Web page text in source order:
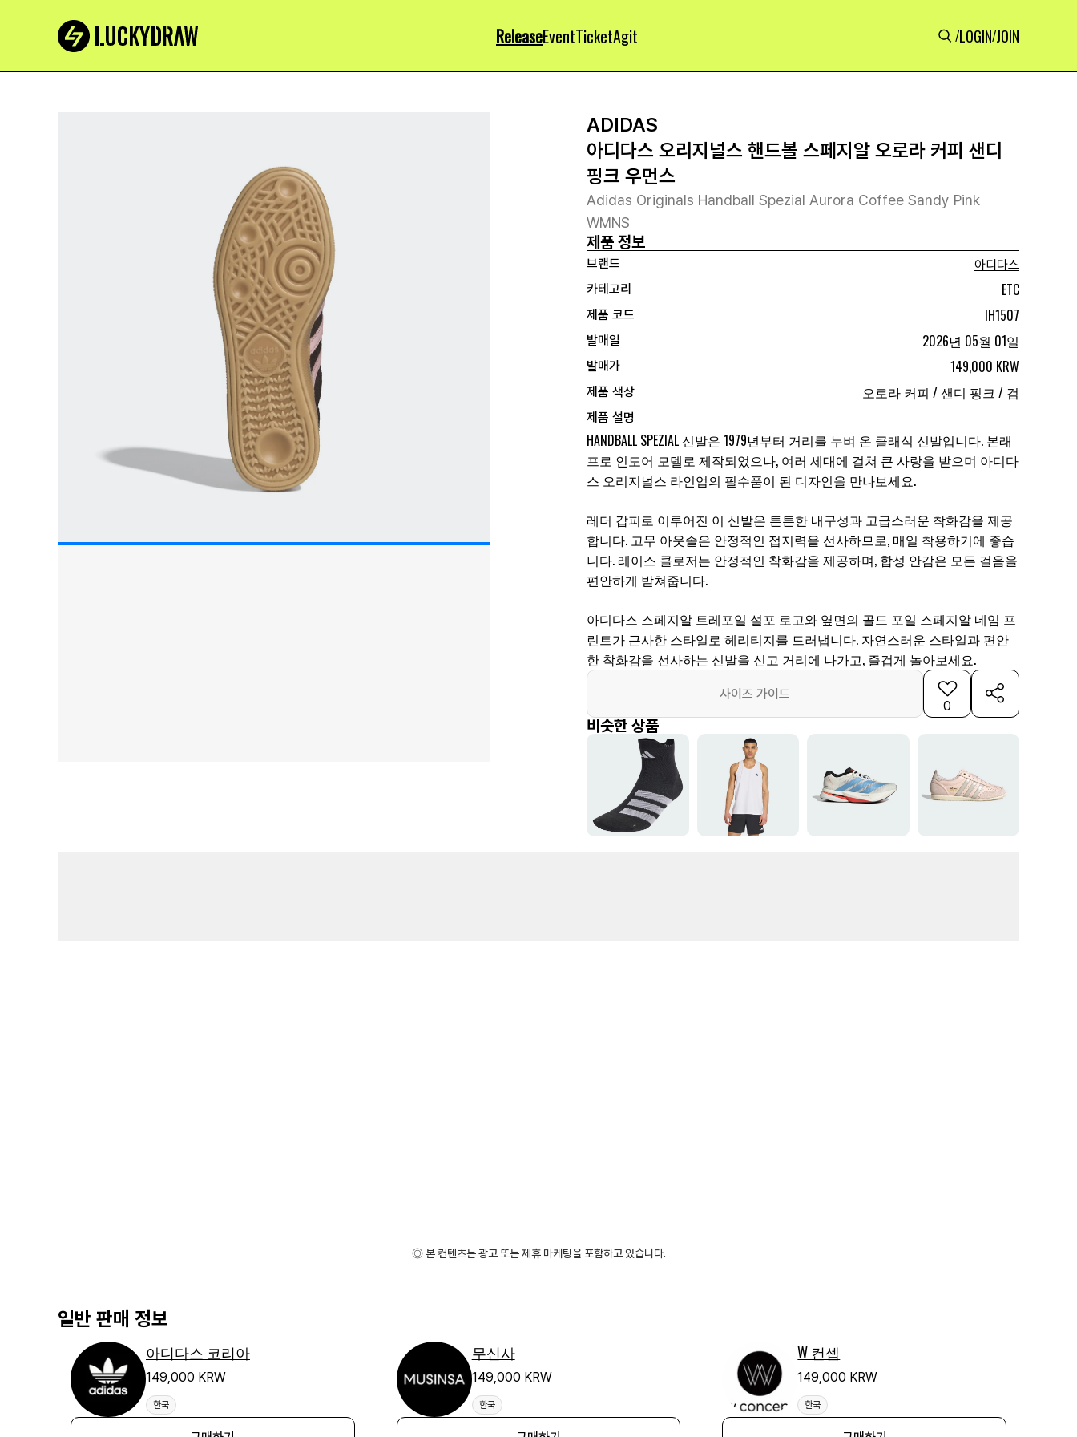
ReleaseEventTicketAgit /LOGIN/JOIN
ADIDAS
아디다스 오리지널스 핸드볼 스페지알 오로라 커피 샌디
핑크 우먼스
Adidas Originals Handball Spezial Aurora Coffee Sandy Pink
WMNS
제품 정보
브랜드
아디다스
카테고리
ETC
제품 코드 IH1507
발매일 2026년 05월 01일
발매가 149,000 KRW
제품 색상 오로라 커피 / 샌디 핑크 / 검
제품 설명
HANDBALL SPEZIAL 신발은 1979년부터 거리를 누벼 온 클래식 신발입니다. 본래
프로 인도어 모델로 제작되었으나, 여러 세대에 걸쳐 큰 사랑을 받으며 아디다
스 오리지널스 라인업의 필수품이 된 디자인을 만나보세요.
레더 갑피로 이루어진 이 신발은 튼튼한 내구성과 고급스러운 착화감을 제공
합니다. 고무 아웃솔은 안정적인 접지력을 선사하므로, 매일 착용하기에 좋습
니다. 레이스 클로저는 안정적인 착화감을 제공하며, 합성 안감은 모든 걸음을
편안하게 받쳐줍니다.
아디다스 스페지알 트레포일 설포 로고와 옆면의 골드 포일 스페지알 네임 프
린트가 근사한 스타일로 헤리티지를 드러냅니다. 자연스러운 스타일과 편안
한 착화감을 선사하는 신발을 신고 거리에 나가고, 즐겁게 놀아보세요.
사이즈 가이드
0
비슷한 상품
◎ 본 컨텐츠는 광고 또는 제휴 마케팅을 포함하고 있습니다.
일반 판매 정보
아디다스 코리아
149,000 KRW
한국
무신사
149,000 KRW
한국
W 컨셉
149,000 KRW
한국